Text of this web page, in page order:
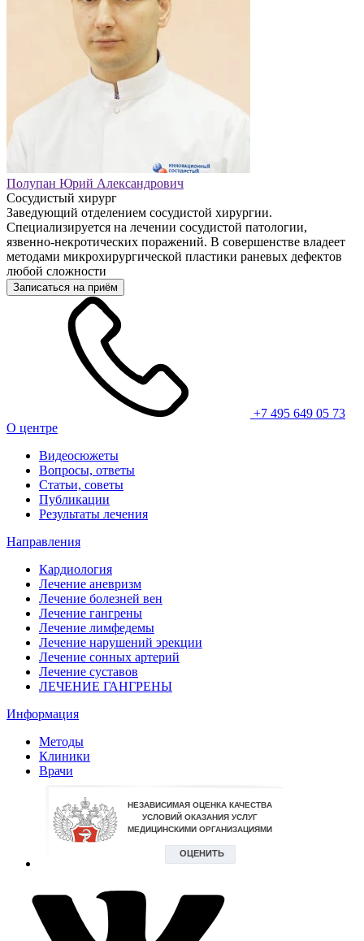
Полупан Юрий Александрович
Сосудистый хирург
Заведующий отделением сосудистой хирургии.
Специализируется на лечении сосудистой патологии,
язвенно-некротических поражений. В совершенстве владеет
методами микрохирургической пластики раневых дефектов
любой сложности
Записаться на приём
+7 495 649 05 73
О центре
Видеосюжеты
Вопросы, ответы
Статьи, советы
Публикации
Результаты лечения
Направления
Кардиология
Лечение аневризм
Лечение болезней вен
Лечение гангрены
Лечение лимфедемы
Лечение нарушений эрекции
Лечение сонных артерий
Лечение суставов
ЛЕЧЕНИЕ ГАНГРЕНЫ
Информация
Методы
Клиники
Врачи